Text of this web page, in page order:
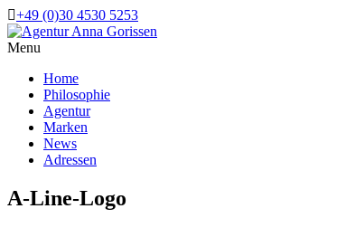
+49 (0)30 4530 5253
Menu
Home
Philosophie
Agentur
Marken
News
Adressen
A-Line-Logo